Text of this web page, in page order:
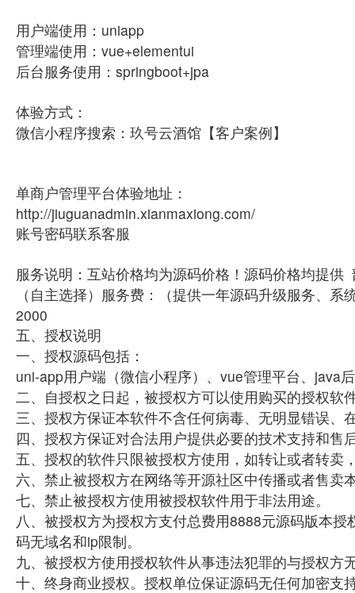
用户端使用：uniapp
管理端使用：vue+elementui
后台服务使用：springboot+jpa
体验方式：
微信小程序搜索：玖号云酒馆【客户案例】
单商户管理平台体验地址：
http://jiuguanadmin.xianmaxiong.com/
账号密码联系客服
服务说明：互站价格均为源码价格！源码价格均提
（自主选择）服务费：（提供一年源码升级服务、
2000
五、授权说明
一、授权源码包括：
uni-app用户端（微信小程序）、vue管理平台、java
二、自授权之日起，被授权方可以使用购买的授权软
三、授权方保证本软件不含任何病毒、无明显错误
四、授权方保证对合法用户提供必要的技术支持和售
五、授权的软件只限被授权方使用，如转让或者转
六、禁止被授权方在网络等开源社区中传播或者售卖
七、禁止被授权方使用被授权软件用于非法用途。
八、被授权方为授权方支付总费用8888元源码版本
码无域名和ip限制。
九、被授权方使用授权软件从事违法犯罪的与授权方
十、终身商业授权。授权单位保证源码无任何加密